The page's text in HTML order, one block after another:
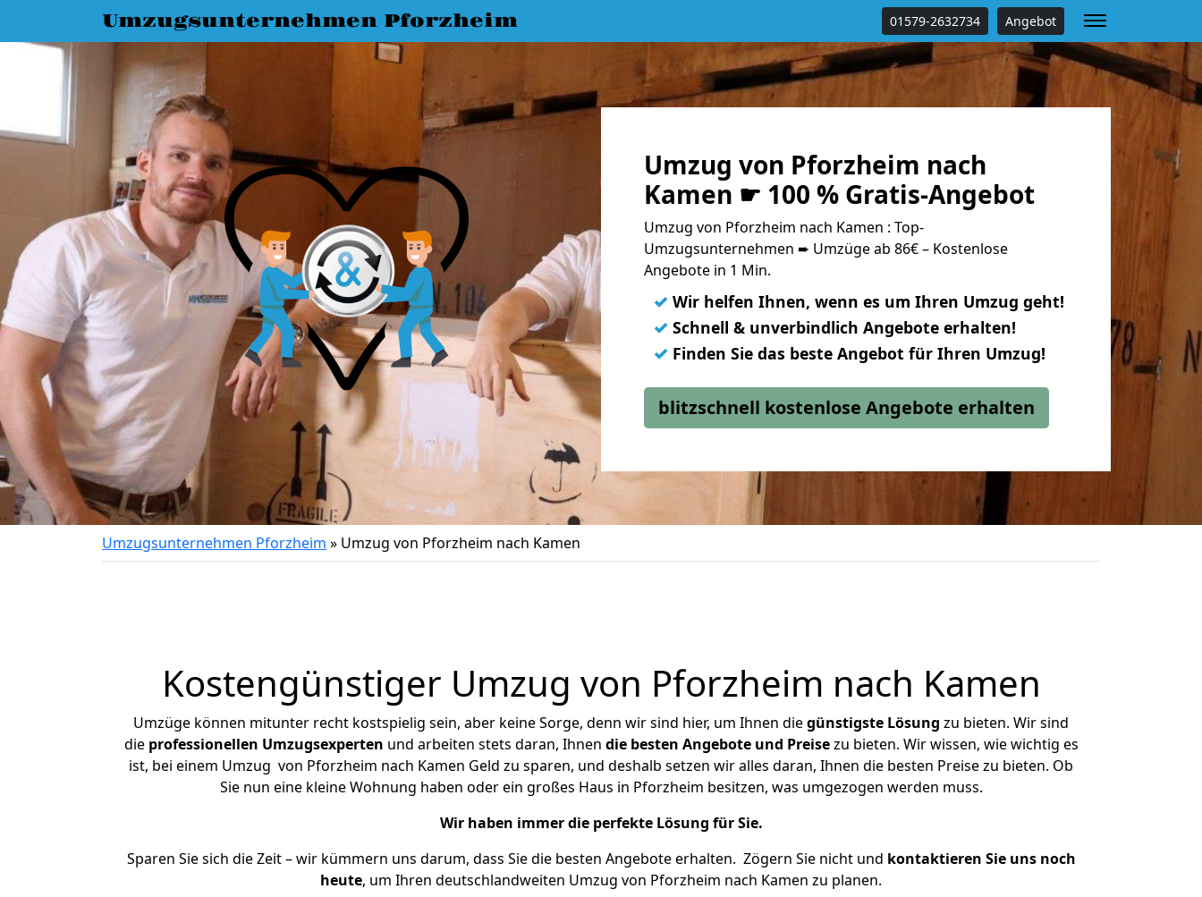
Umzugsunternehmen Pforzheim 01579-2632734 Angebot
Umzug von Pforzheim nach
Kamen ☛ 100 % Gratis-Angebot
Umzug von Pforzheim nach Kamen : Top-
Umzugsunternehmen ➨ Umzüge ab 86€ – Kostenlose
Angebote in 1 Min.
✓ Wir helfen Ihnen, wenn es um Ihren Umzug geht!
✓ Schnell & unverbindlich Angebote erhalten!
✓ Finden Sie das beste Angebot für Ihren Umzug!
blitzschnell kostenlose Angebote erhalten
Umzugsunternehmen Pforzheim » Umzug von Pforzheim nach Kamen
Kostengünstiger Umzug von Pforzheim nach Kamen
Umzüge können mitunter recht kostspielig sein, aber keine Sorge, denn wir sind hier, um Ihnen diegünstigste Lösung zu bieten. Wir sind
die professionellen Umzugsexperten und arbeiten stets daran, Ihnen die besten Angebote und Preisezu bieten. Wir wissen, wie wichtig es
ist, bei einem Umzug von Pforzheim nach Kamen Geld zu sparen, und deshalb setzen wir alles daran, Ihnen die besten Preise zu bieten. Ob
Sie nun eine kleine Wohnung haben oder ein großes Haus in Pforzheim besitzen, was umgezogen werden muss.
Wir haben immer die perfekte Lösung für Sie.
Sparen Sie sich die Zeit – wir kümmern uns darum, dass Sie die besten Angebote erhalten. Zögern Sie nicht und kontaktieren Sie uns noch
heute, um Ihren deutschlandweiten Umzug von Pforzheim nach Kamen zu planen.